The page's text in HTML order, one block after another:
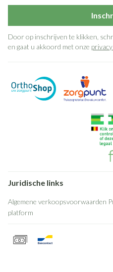
Door op inschrijven te klikken,
en gaat u akkoord met onze
Juridische links
Algemene verkoopsvoorwaarden
platform